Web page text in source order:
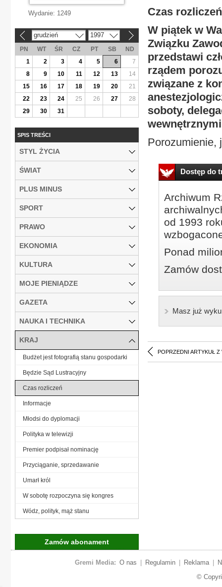
Czas rozliczeń
W piątek w
Związku
przedstawi
rządem
związane z
soboty,
Porozumienie,
Dostęp do
Archiwum
od 1993
Ponad
Zamów
Masz już
POPRZEDNI ARTYKUŁ Z
Wydanie: 1249
grudzień 1997
PN WT ŚR CZ PT SB
ND
1
2 3 4 5 6
7
8
9 10 11 12 13
14
15
16 17 18 19 20
21
22
23 24 25 26 27
28
29
30 31
SPIS TREŚCI
STYL ŻYCIA
ŚWIAT
PLUS MINUS
SPORT
PRAWO
EKONOMIA
KULTURA
MOJE PIENIĄDZE
GAZETA
NAUKA I TECHNIKA
KRAJ
Budżet jest fotografią stanu gospodarki
Będzie Sąd Lustracyjny
Czas rozliczeń
Informacje
Młodsi do dyplomacji
Polityka w telewizji
Premier podpisał nominację
Przyciąganie, sprzedawanie
Umarł król
W sobotę rozpoczyna się kongres
Wódz, polityk, mąż stanu
Zamów abonament
Gremi Media: O nas Regulamin Reklama
©